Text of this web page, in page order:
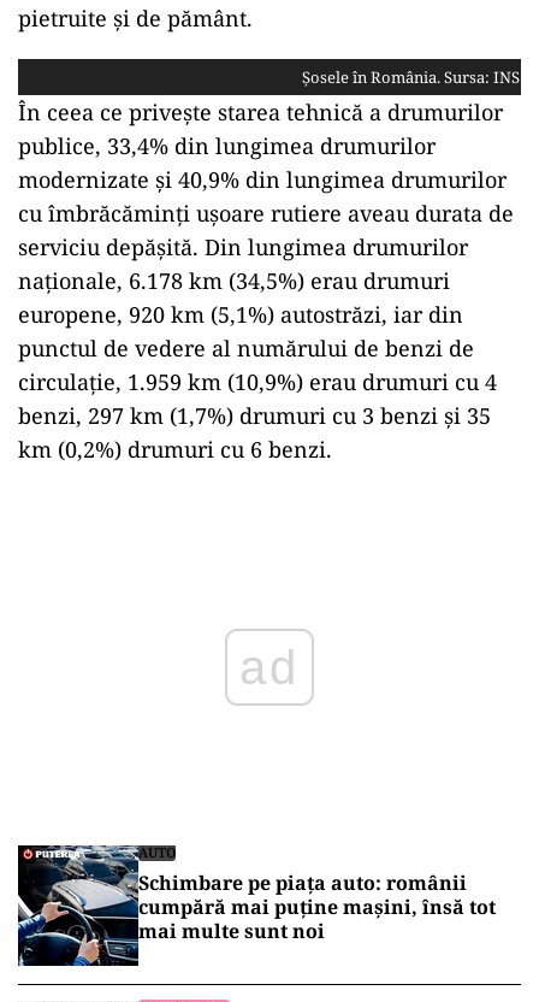
pietruite şi de pământ.
Șosele în România. Sursa: INS
În ceea ce priveşte starea tehnică a drumurilor
publice, 33,4% din lungimea drumurilor
modernizate şi 40,9% din lungimea drumurilor
cu îmbrăcăminţi uşoare rutiere aveau durata de
serviciu depăşită. Din lungimea drumurilor
naţionale, 6.178 km (34,5%) erau drumuri
europene, 920 km (5,1%) autostrăzi, iar din
punctul de vedere al numărului de benzi de
circulație, 1.959 km (10,9%) erau drumuri cu 4
benzi, 297 km (1,7%) drumuri cu 3 benzi şi 35
km (0,2%) drumuri cu 6 benzi.
AUTO
Schimbare pe piața auto: românii
cumpără mai puține mașini, însă tot
mai multe sunt noi